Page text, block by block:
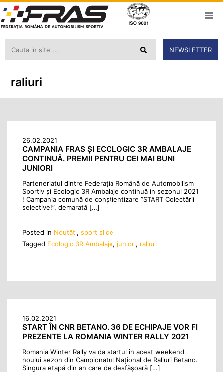
NEWSLETTER
raliuri
26.02.2021
CAMPANIA FRAS ȘI ECOLOGIC 3R AMBALAJE
CONTINUĂ. PREMII PENTRU CEI MAI BUNI
JUNIORI
Parteneriatul dintre Federația Română de Automobilism
Sportiv și Ecologic 3R Ambalaje continuă in sezonul 2021
! Campania comună de conștientizare ”START Colectării
selective!”, demarată […]
Posted in Noutăţi, sport slide
Tagged Ecologic 3R Ambalaje, juniori, raliuri
16.02.2021
START ÎN CNR BETANO. 36 DE ECHIPAJE VOR FI
PREZENTE LA ROMANIA WINTER RALLY 2021
Romania Winter Rally va da startul în acest weekend
noului sezon din Campionatul Național de Raliuri Betano.
Singura etapă din an care de desfășoară […]